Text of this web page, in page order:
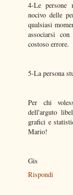
4-Le persone
nocivo delle
qualsiasi
associarsi
costoso errore.
5-La persona
Per chi
dell'arguto
grafici e
Mario!
Gis
Rispondi